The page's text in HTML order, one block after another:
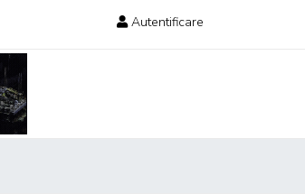
Autentificare